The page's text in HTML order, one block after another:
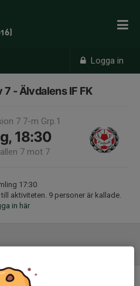
Logga in
7 - Älvdalens IF FK
7 7-m Grp.1
18:30
7 mot 7
17:30
aktiviteten. 9 personer är kallade.
in här